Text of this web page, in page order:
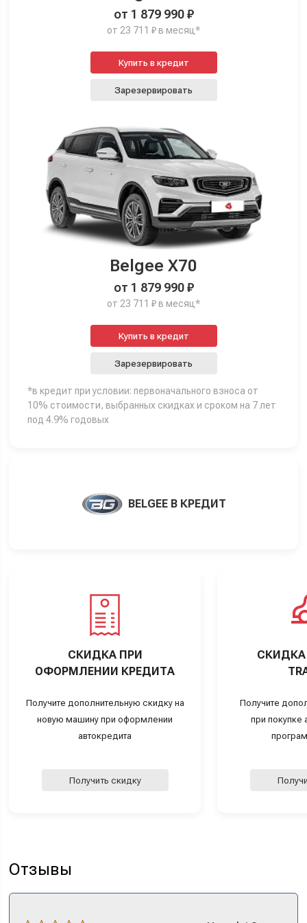
от 1 879 990 ₽
от 23 711 ₽ в месяц*
Купить в кредит
Зарезервировать
Belgee X70
от 1 879 990 ₽
от 23 711 ₽ в месяц*
Купить в кредит
Зарезервировать
*в кредит при условии: первоначального взноса от
10% стоимости, выбранных скидках и сроком на 7 лет
под 4.9% годовых
BELGEE В КРЕДИТ
СКИДКА ПРИ
ОФОРМЛЕНИИ КРЕДИТА
Получите дополнительную скидку на
новую машину при оформлении
автокредита
Получить скидку
СКИДКА
Получите
при покупке
Отзывы